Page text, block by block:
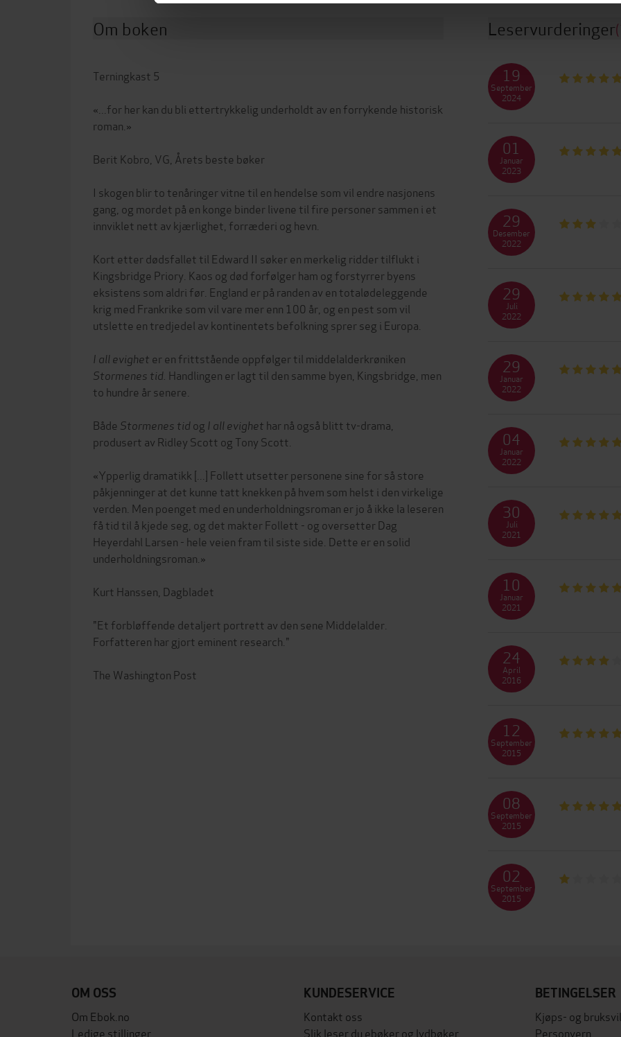
Om boken
Terningkast 5
«...for her kan du bli ettertrykkelig underholdt av en forrykende historisk
roman.»
Berit Kobro, VG, Årets beste bøker
I skogen blir to tenåringer vitne til en hendelse som vil endre nasjonens
gang, og mordet på en konge binder livene til fire personer sammen i et
innviklet nett av kjærlighet, forræderi og hevn.
Kort etter dødsfallet til Edward II søker en merkelig ridder tilflukt i
Kingsbridge Priory. Kaos og død forfølger ham og forstyrrer byens
eksistens som aldri før. England er på randen av en totalødeleggende
krig med Frankrike som vil vare mer enn 100 år, og en pest som vil
utslette en tredjedel av kontinentets befolkning sprer seg i Europa.
I all evighet er en frittstående oppfølger til middelalderkrøniken
Stormenes tid. Handlingen er lagt til den samme byen, Kingsbridge, men
to hundre år senere.
Både Stormenes tidog I all evighet har nå også blitt tv-drama,
produsert av Ridley Scott og Tony Scott.
«Ypperlig dramatikk [...] Follett utsetter personene sine for så store
påkjenninger at det kunne tatt knekken på hvem som helst i den virkelige
verden. Men poenget med en underholdningsroman er jo å ikke la leseren
få tid til å kjede seg, og det makter Follett - og oversetter Dag
Heyerdahl Larsen - hele veien fram til siste side. Dette er en solid
underholdningsroman.»
Kurt Hanssen, Dagbladet
"Et forbløffende detaljert portrett av den sene Middelalder.
Forfatteren har gjort eminent research."
The Washington Post
Leservurderinger
19
September
2024
01
Januar
2023
29
Desember
2022
29
Juli
2022
29
Januar
2022
04
Januar
2022
30
Juli
2021
10
Januar
2021
24
April
2016
12
September
2015
08
September
2015
02
September
2015
OM OSS
Om Ebok.no
Ledige stillinger
KUNDESERVICE
Kontakt oss
Slik leser du ebøker og lydbøker
BETINGELSER
Kjøps- og
Personvern